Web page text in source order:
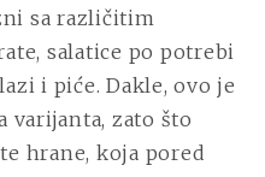
sa različitim
salatice po potrebi
i piće. Dakle, ovo je
zato što
hrane, koja pored